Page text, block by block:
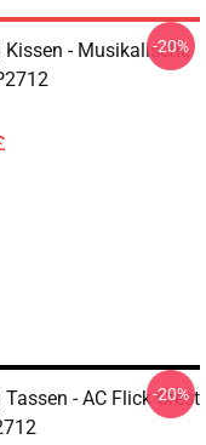
- Musikalische
-20%
- AC Flick Crest
-20%